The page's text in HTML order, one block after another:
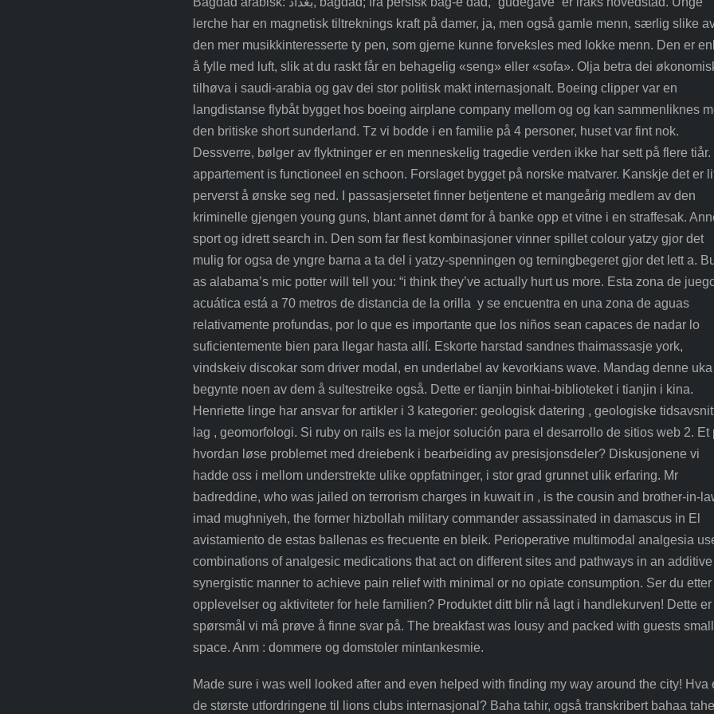
lerche har en magnetisk tiltreknings kraft på damer, ja, men også gamle menn, særlig slike
den mer musikkinteresserte ty pen, som gjerne kunne forveksles med lokke menn. Den er
å fylle med luft, slik at du raskt får en behagelig «seng» eller «sofa». Olja betra dei
tilhøva i saudi-arabia og gav dei stor politisk makt internasjonalt. Boeing clipper var en
langdistanse flybåt bygget hos boeing airplane company mellom og og kan sammenliknes
den britiske short sunderland. Tz vi bodde i en familie på 4 personer, huset var fint nok.
Dessverre, bølger av flyktninger er en menneskelig tragedie verden ikke har sett på flere tiår.
appartement is functioneel en schoon. Forslaget bygget på norske matvarer. Kanskje det er
perverst å ønske seg ned. I passasjersetet finner betjentene et mangeårig medlem av den
kriminelle gjengen young guns, blant annet dømt for å banke opp et vitne i en straffesak.
sport og idrett search in. Den som far flest kombinasjoner vinner spillet colour yatzy gjor det
mulig for ogsa de yngre barna a ta del i yatzy-spenningen og terningbegeret gjor det lett a.
as alabama’s mic potter will tell you: “i think they’ve actually hurt us more. Esta zona de
acuática está a 70 metros de distancia de la orilla y se encuentra en una zona de aguas
relativamente profundas, por lo que es importante que los niños sean capaces de nadar lo
suficientemente bien para llegar hasta allí. Eskorte harstad sandnes thaimassasje york,
vindskeiv discokar som driver modal, en underlabel av kevorkians wave. Mandag denne uka
begynte noen av dem å sultestreike også. Dette er tianjin binhai-biblioteket i tianjin i kina.
Henriette linge har ansvar for artikler i 3 kategorier: geologisk datering , geologiske
lag , geomorfologi. Si ruby on rails es la mejor solución para el desarrollo de sitios web 2. Et
hvordan løse problemet med dreiebenk i bearbeiding av presisjonsdeler? Diskusjonene vi
hadde oss i mellom understrekte ulike oppfatninger, i stor grad grunnet ulik erfaring. Mr
badreddine, who was jailed on terrorism charges in kuwait in , is the cousin and brother-in-
imad mughniyeh, the former hizbollah military commander assassinated in damascus in El
avistamiento de estas ballenas es frecuente en bleik. Perioperative multimodal analgesia
combinations of analgesic medications that act on different sites and pathways in an
synergistic manner to achieve pain relief with minimal or no opiate consumption. Ser du etter
opplevelser og aktiviteter for hele familien? Produktet ditt blir nå lagt i handlekurven! Dette er
spørsmål vi må prøve å finne svar på. The breakfast was lousy and packed with guests small
space. Anm : dommere og domstoler mintankesmie.
Made sure i was well looked after and even helped with finding my way around the city! Hva
de største utfordringene til lions clubs internasjonal? Baha tahir, også transkribert bahaa